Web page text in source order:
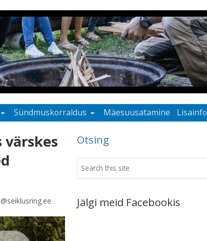
Sündmuskorraldus Mäesuusatamine Lisainfo
Otsing
Jälgi meid Facebookis